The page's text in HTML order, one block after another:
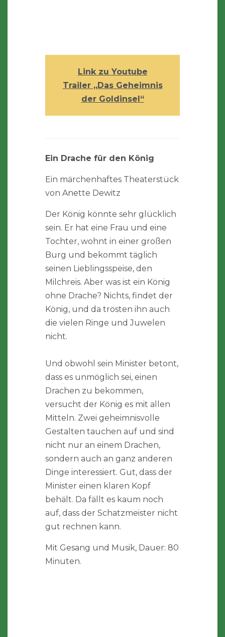
Link zu Youtube
Trailer „Das Geheimnis
der Goldinsel“
Ein Drache für den König
Ein märchenhaftes Theaterstück
von Anette Dewitz
Der König könnte sehr glücklich
sein. Er hat eine Frau und eine
Tochter, wohnt in einer großen
Burg und bekommt täglich
seinen Lieblingsspeise, den
Milchreis. Aber was ist ein König
ohne Drache? Nichts, findet der
König, und da trösten ihn auch
die vielen Ringe und Juwelen
nicht.
Und obwohl sein Minister betont,
dass es unmöglich sei, einen
Drachen zu bekommen,
versucht der König es mit allen
Mitteln. Zwei geheimnisvolle
Gestalten tauchen auf und sind
nicht nur an einem Drachen,
sondern auch an ganz anderen
Dinge interessiert. Gut, dass der
Minister einen klaren Kopf
behält. Da fällt es kaum noch
auf, dass der Schatzmeister nicht
gut rechnen kann.
Mit Gesang und Musik, Dauer: 80
Minuten.